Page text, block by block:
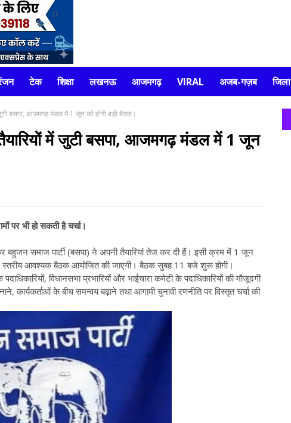
टेक शिक्षा लखनऊ आजमगढ़ VIRAL अजब-गज़ब जिला
बसपा, आजमगढ़ मंडल में 1 जून को होगी बड़ी बैठक।
में जुटी बसपा, आजमगढ़ मंडल में 1 जून
पर भी हो सकती है चर्चा।
बहुजन समाज पार्टी (बसपा) ने अपनी तैयारियां तेज कर दी हैं। इसी क्रम में 1 जून
आवश्यक बैठक आयोजित की जाएगी। बैठक सुबह 11 बजे शुरू होगी।
विधानसभा प्रभारियों और भाईचारा कमेटी के पदाधिकारियों की मौजूदगी
के बीच समन्वय बढ़ाने तथा आगामी चुनावी रणनीति पर विस्तृत चर्चा की